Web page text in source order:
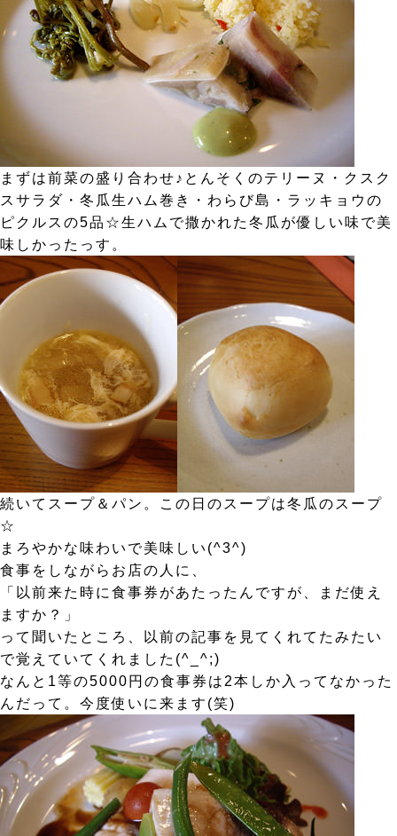
まずは前菜の盛り合わせ♪とんそくのテリーヌ・クスク
スサラダ・冬瓜生ハム巻き・わらび島・ラッキョウの
ピクルスの5品☆生ハムで撒かれた冬瓜が優しい味で美
味しかったっす。
続いてスープ＆パン。この日のスープは冬瓜のスープ
☆
まろやかな味わいで美味しい(^3^)
食事をしながらお店の人に、
「以前来た時に食事券があたったんですが、まだ使え
ますか？」
って聞いたところ、以前の記事を見てくれてたみたい
で覚えていてくれました(^_^;)
なんと1等の5000円の食事券は2本しか入ってなかった
んだって。今度使いに来ます(笑)